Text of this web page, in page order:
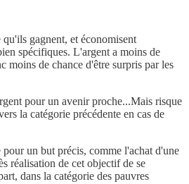
gagnent, et économisent
spécifiques. L'argent a moins de
moins de chance d'être surpris par les
pour un avenir proche...Mais risque
la catégorie précédente en cas de
un but précis, comme l'achat d'une
réalisation de cet objectif de se
dans la catégorie des pauvres